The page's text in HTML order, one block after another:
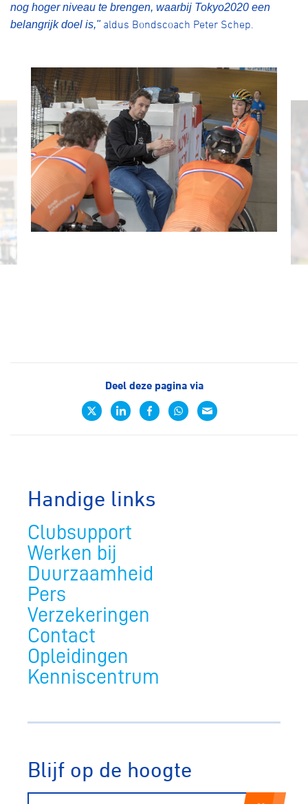
nog hoger niveau te brengen, waarbij Tokyo2020 een
belangrijk doel is,"aldus Bondscoach Peter Schep.
Deel deze pagina via
Handige links
Clubsupport
Werken bij
Duurzaamheid
Pers
Verzekeringen
Contact
Opleidingen
Kenniscentrum
Blijf op de hoogte